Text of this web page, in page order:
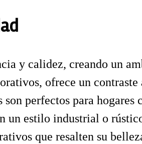
y calidez, creando un
ofrece un
perfectos para hogares
un estilo industrial o
que resalten su